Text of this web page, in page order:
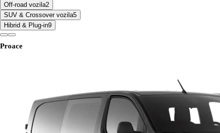
Off-road vozila2
SUV & Crossover vozila5
Hibrid & Plug-in9
Proace